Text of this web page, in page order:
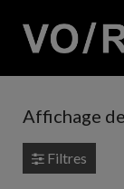
Affichage de
Filtres